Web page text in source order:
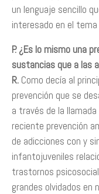
un lenguaje sencillo
interesado en el tema
P. ¿Es lo mismo una
sustancias que a las
R. Como decía al
prevención que se
a través de la
reciente prevención
de adicciones con y
infantojuveniles
trastornos
grandes olvidados en